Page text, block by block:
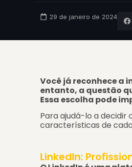
29 de janeiro de 2024
Você já reconhece a
entanto, a questão
Essa escolha pode
Para ajudá-lo a decidir
características de
LinkedIn: